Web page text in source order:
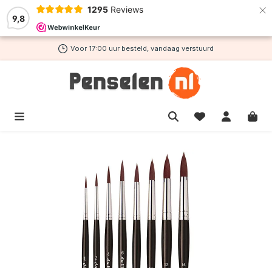
9,8
1295 Reviews ×
hoofdinhoud
Voor 17:00 uur besteld, vandaag verstuurd